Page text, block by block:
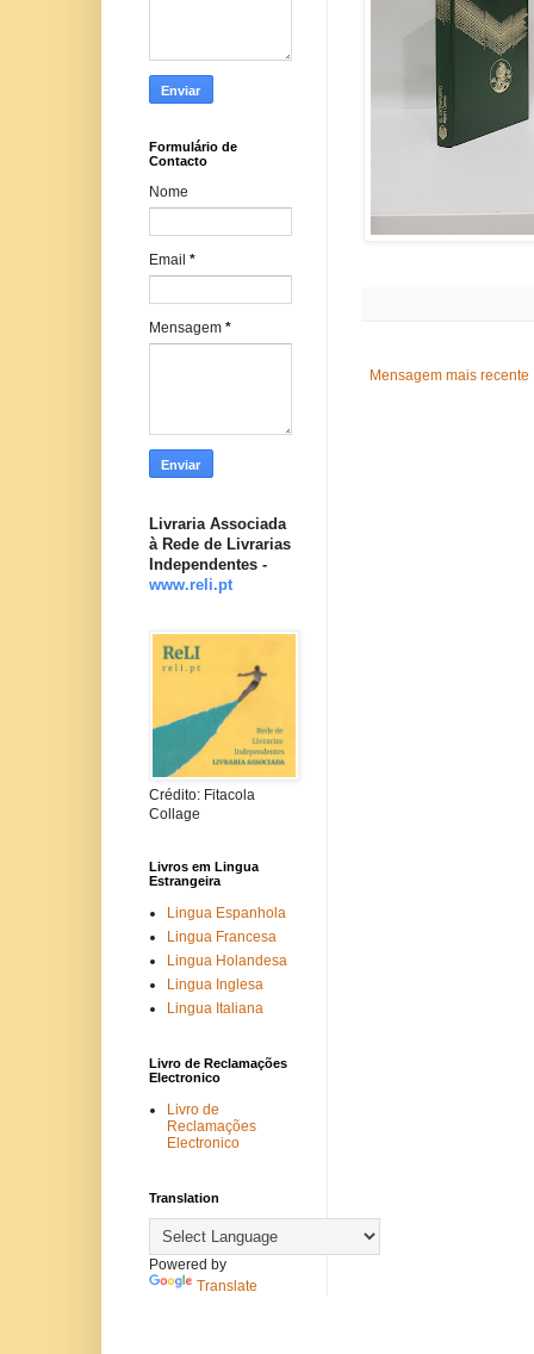
Mensagem mais recente
Formulário de
Contacto
Nome
Email *
Mensagem *
Livraria Associada
à Rede de Livrarias
Independentes -
www.reli.pt
Crédito: Fitacola
Collage
Livros em Lingua
Estrangeira
Lingua Espanhola
Lingua Francesa
Lingua Holandesa
Lingua Inglesa
Lingua Italiana
Livro de Reclamações
Electronico
Livro de
Reclamações
Electronico
Translation
Powered by
Translate